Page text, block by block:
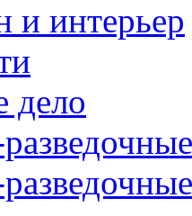
и интерьер
дело